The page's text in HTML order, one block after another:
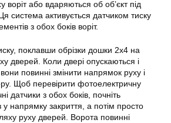
воріт або вдаряються об об’єкт під
система активується датчиком тиску
з обох боків воріт.
поклавши обрізки дошки 2х4 на
дверей. Коли двері опускаються і
повинні змінити напрямок руху і
Щоб перевірити фотоелектричну
датчики з обох боків, почніть
у напрямку закриття, а потім просто
руху дверей. Ворота повинні